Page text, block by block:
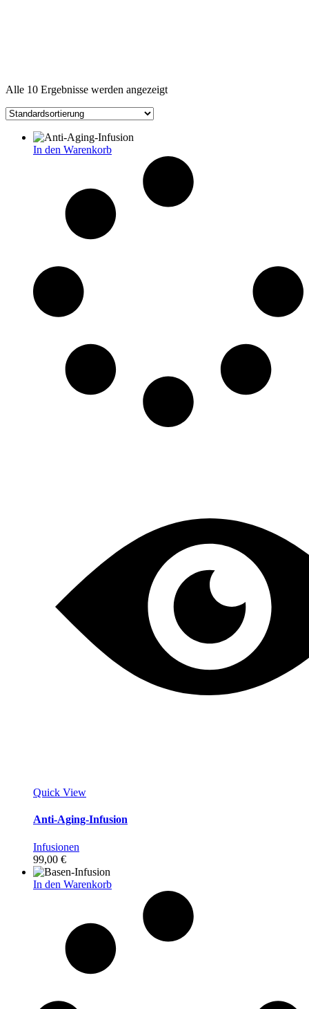
Alle 10 Ergebnisse werden angezeigt
In den Warenkorb
Quick View
Anti-Aging-Infusion
Infusionen
99,00 €
In den Warenkorb